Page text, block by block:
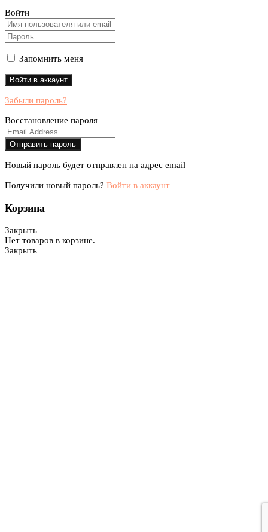
Войти
Запомнить меня
Забыли пароль?
Восстановление пароля
Новый пароль будет отправлен на адрес email
Получили новый пароль? Войти в аккаунт
Корзина
Закрыть
Нет товаров в корзине.
Закрыть